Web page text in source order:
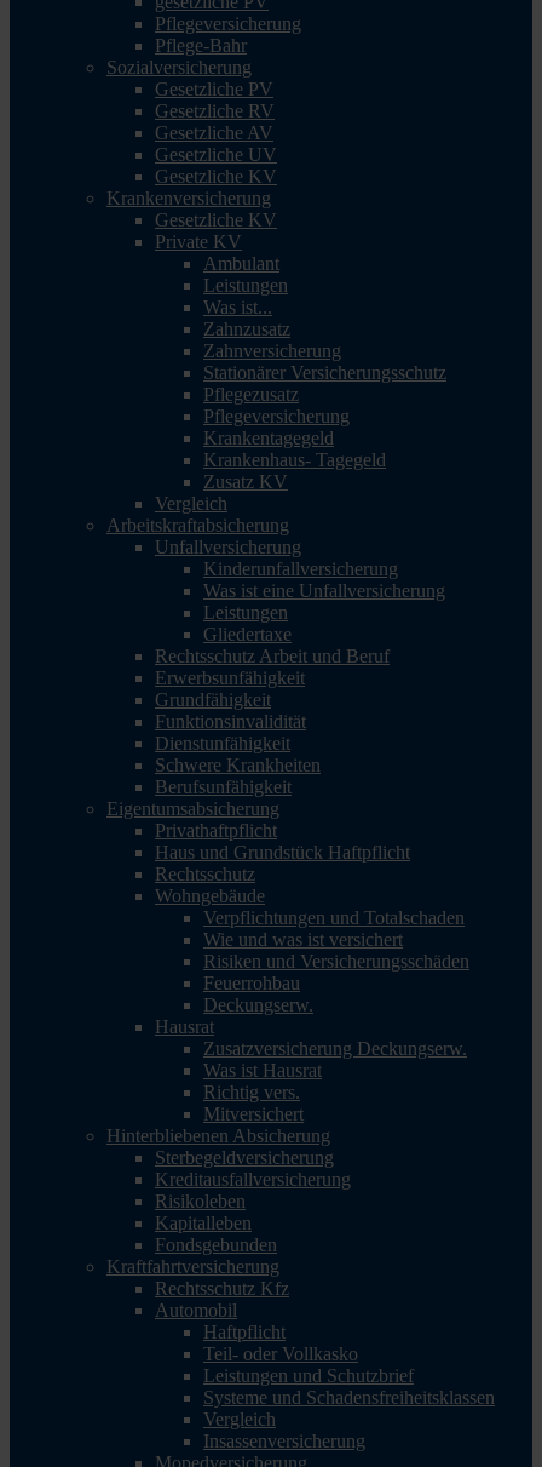
Pflegeversicherung
Pflege-Bahr
Sozialversicherung
Gesetzliche PV
Gesetzliche RV
Gesetzliche AV
Gesetzliche UV
Gesetzliche KV
Krankenversicherung
Gesetzliche KV
Private KV
Ambulant
Leistungen
Was ist...
Zahnzusatz
Zahnversicherung
Stationärer Versicherungsschutz
Pflegezusatz
Pflegeversicherung
Krankentagegeld
Krankenhaus- Tagegeld
Zusatz KV
Vergleich
Arbeitskraftabsicherung
Unfallversicherung
Kinderunfallversicherung
Was ist eine Unfallversicherung
Leistungen
Gliedertaxe
Rechtsschutz Arbeit und Beruf
Erwerbsunfähigkeit
Grundfähigkeit
Funktionsinvalidität
Dienstunfähigkeit
Schwere Krankheiten
Berufsunfähigkeit
Eigentumsabsicherung
Privathaftpflicht
Haus und Grundstück Haftpflicht
Rechtsschutz
Wohngebäude
Verpflichtungen und Totalschaden
Wie und was ist versichert
Risiken und Versicherungsschäden
Feuerrohbau
Deckungserw.
Hausrat
Zusatzversicherung Deckungserw.
Was ist Hausrat
Richtig vers.
Mitversichert
Hinterbliebenen Absicherung
Sterbegeldversicherung
Kreditausfallversicherung
Risikoleben
Kapitalleben
Fondsgebunden
Kraftfahrtversicherung
Rechtsschutz Kfz
Automobil
Haftpflicht
Teil- oder Vollkasko
Leistungen und Schutzbrief
Systeme und Schadensfreiheitsklassen
Vergleich
Insassenversicherung